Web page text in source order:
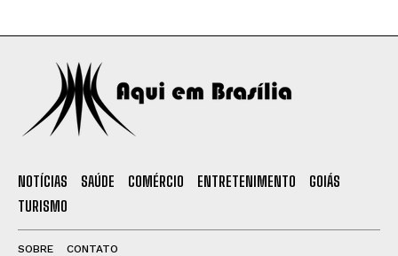
NOTÍCIAS SAÚDE COMÉRCIO ENTRETENIMENTO
GOIÁS
TURISMO
SOBRE CONTATO